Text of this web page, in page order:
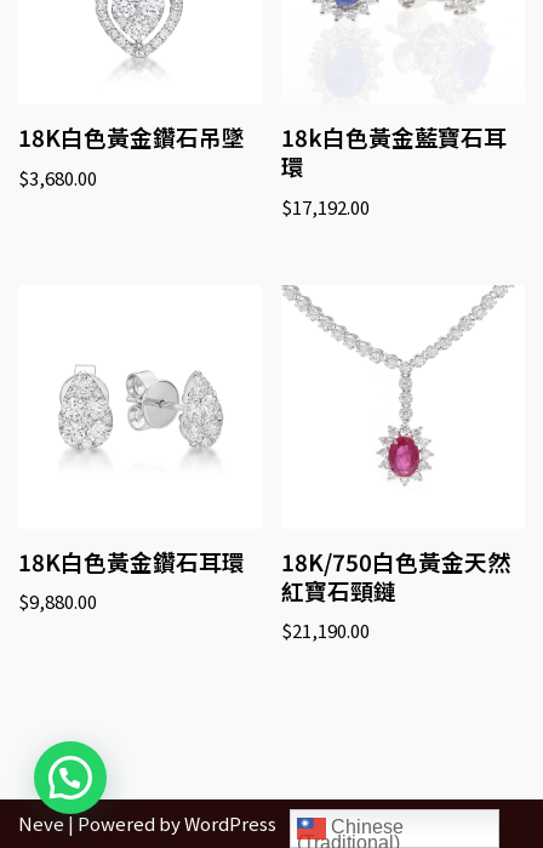
18K白色黃金鑽石吊墜
$3,680.00
18k白色黃金藍寶石耳
環
$17,192.00
18K白色黃金鑽石耳環
$9,880.00
18K/750白色黃金天然
紅寶石頸鏈
$21,190.00
Neve | Powered byWordPress Chinese
(Traditional)